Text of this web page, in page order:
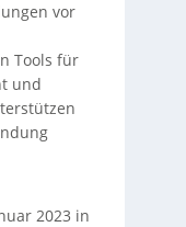
vor
Tools für
und
2023 in